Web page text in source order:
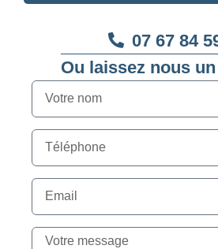
07 67 84
Ou laissez nous